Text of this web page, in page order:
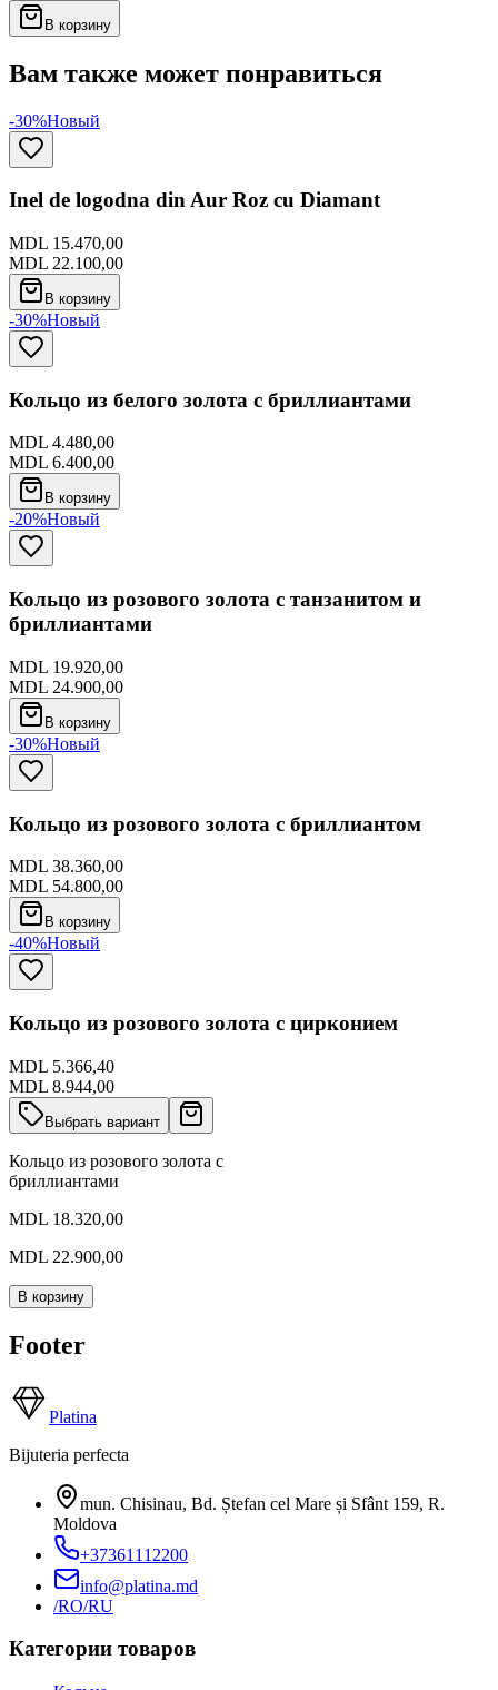
В корзину
Вам также может понравиться
-30%Новый
Inel de logodna din Aur Roz cu Diamant
MDL 15.470,00
MDL 22.100,00
В корзину
-30%Новый
Кольцо из белого золота с бриллиантами
MDL 4.480,00
MDL 6.400,00
В корзину
-20%Новый
Кольцо из розового золота с танзанитом и
бриллиантами
MDL 19.920,00
MDL 24.900,00
В корзину
-30%Новый
Кольцо из розового золота с бриллиантом
MDL 38.360,00
MDL 54.800,00
В корзину
-40%Новый
Кольцо из розового золота с цирконием
MDL 5.366,40
MDL 8.944,00
Выбрать вариант
Кольцо из розового золота с
бриллиантами
MDL 18.320,00
MDL 22.900,00
В корзину
Footer
Platina
Bijuteria perfecta
mun. Chisinau, Bd. Ștefan cel Mare și Sfânt 159, R.
Moldova
+37361112200
info@platina.md
/RO/RU
Категории товаров